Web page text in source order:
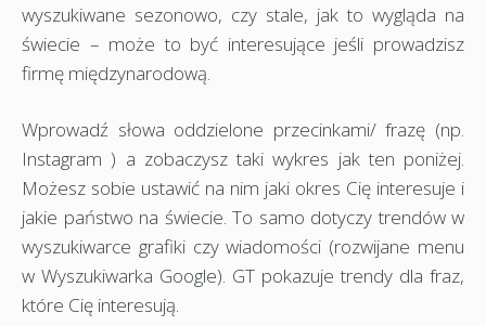
wyszukiwane sezonowo, czy stale, jak to wygląda na
świecie – może to być interesujące jeśli prowadzisz
firmę międzynarodową.
Wprowadź słowa oddzielone przecinkami/ frazę (np.
Instagram ) a zobaczysz taki wykres jak ten poniżej.
Możesz sobie ustawić na nim jaki okres Cię interesuje i
jakie państwo na świecie. To samo dotyczy trendów w
wyszukiwarce grafiki czy wiadomości (rozwijane menu
w Wyszukiwarka Google). GT pokazuje trendy dla fraz,
które Cię interesują.